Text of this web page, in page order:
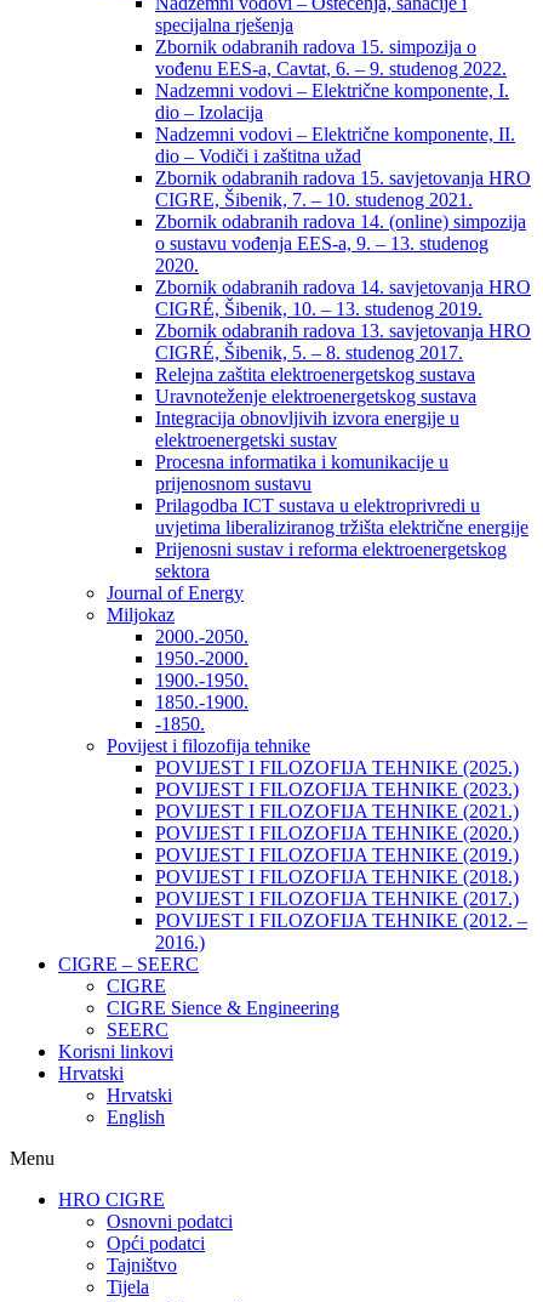
specijalna rješenja
Zbornik odabranih radova 15. simpozija o
vođenu EES-a, Cavtat, 6. – 9. studenog 2022.
Nadzemni vodovi – Električne komponente, I.
dio – Izolacija
Nadzemni vodovi – Električne komponente, II.
dio – Vodiči i zaštitna užad
Zbornik odabranih radova 15. savjetovanja HRO
CIGRE, Šibenik, 7. – 10. studenog 2021.
Zbornik odabranih radova 14. (online) simpozija
o sustavu vođenja EES-a, 9. – 13. studenog
2020.
Zbornik odabranih radova 14. savjetovanja HRO
CIGRÉ, Šibenik, 10. – 13. studenog 2019.
Zbornik odabranih radova 13. savjetovanja HRO
CIGRÉ, Šibenik, 5. – 8. studenog 2017.
Relejna zaštita elektroenergetskog sustava
Uravnoteženje elektroenergetskog sustava
Integracija obnovljivih izvora energije u
elektroenergetski sustav
Procesna informatika i komunikacije u
prijenosnom sustavu
Prilagodba ICT sustava u elektroprivredi u
uvjetima liberaliziranog tržišta električne energije
Prijenosni sustav i reforma elektroenergetskog
sektora
Journal of Energy
Miljokaz
2000.-2050.
1950.-2000.
1900.-1950.
1850.-1900.
-1850.
Povijest i filozofija tehnike
POVIJEST I FILOZOFIJA TEHNIKE (2025.)
POVIJEST I FILOZOFIJA TEHNIKE (2023.)
POVIJEST I FILOZOFIJA TEHNIKE (2021.)
POVIJEST I FILOZOFIJA TEHNIKE (2020.)
POVIJEST I FILOZOFIJA TEHNIKE (2019.)
POVIJEST I FILOZOFIJA TEHNIKE (2018.)
POVIJEST I FILOZOFIJA TEHNIKE (2017.)
POVIJEST I FILOZOFIJA TEHNIKE (2012. –
2016.)
CIGRE – SEERC
CIGRE
CIGRE Sience & Engineering
SEERC
Korisni linkovi
Hrvatski
Hrvatski
English
Menu
HRO CIGRE
Osnovni podatci​
Opći podatci
Tajništvo
Tijela